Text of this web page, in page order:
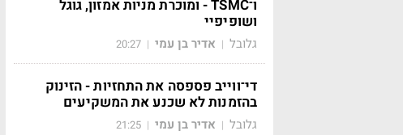
ו־TSMC - ומוכרת מניות אמזון, גוגל
ושופיפיי
גלובל | אדיר בן עמי |
20:27
די־ווייב פספסה את התחזיות - הזינוק
בהזמנות לא שכנע את המשקיעים
גלובל | אדיר בן עמי |
21:25